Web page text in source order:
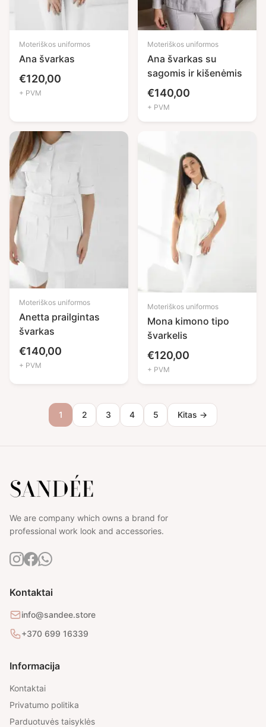
Moteriškos uniformos
Ana švarkas
€120,00
+ PVM
Moteriškos uniformos
Ana švarkas su
sagomis ir kišenėmis
€140,00
+ PVM
Moteriškos uniformos
Anetta prailgintas
švarkas
€140,00
+ PVM
Moteriškos uniformos
Mona kimono tipo
švarkelis
€120,00
+ PVM
1 2 3 4 5 Kitas →
We are company which owns a brand for
professional work look and accessories.
Kontaktai
info@sandee.store
+370 699 16339
Informacija
Kontaktai
Privatumo politika
Parduotuvės taisyklės